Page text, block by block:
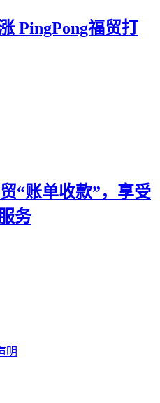
PingPong福贸打
“账单收款”，享受
务
明